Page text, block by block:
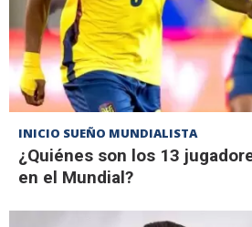
INICIO SUEÑO MUNDIALISTA
¿Quiénes son los 13
en el Mundial?